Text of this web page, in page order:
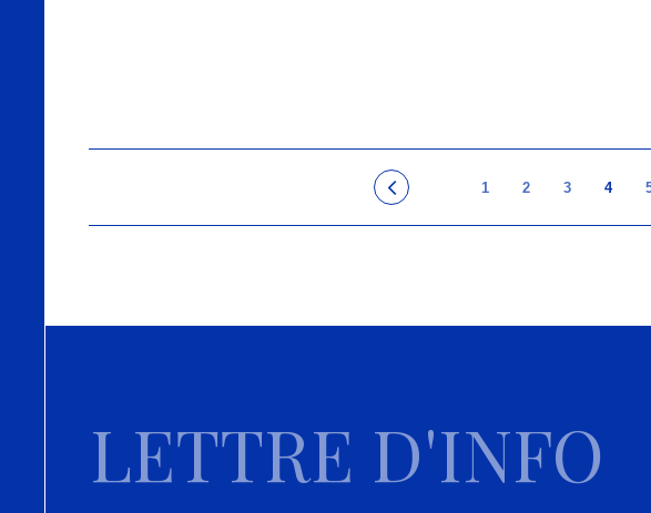
1 2 3 4
LETTRE D'INFO